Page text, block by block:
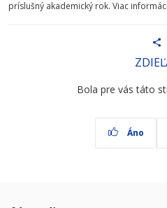
príslušný akademický rok. Viac
Bola pre vás táto
Áno